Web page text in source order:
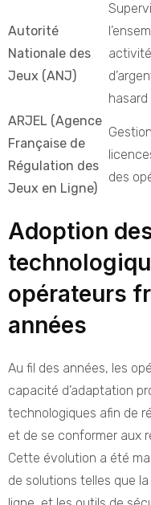
Autorité
Nationale des
Jeux (ANJ)
hasard
ARJEL (Agence
Française de
Régulation des
Jeux en Ligne)
des
Adoption
opérateurs
années
Au fil des années, les
capacité d’adaptation
technologiques afin de
et de se conformer aux
Cette évolution a été
de solutions telles que